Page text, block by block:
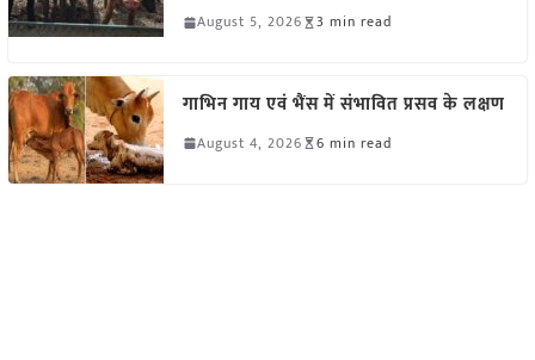
August 5, 2026 3 min read
गाभिन गाय एवं भैंस में संभावित प्रसव के लक्षण
August 4, 2026 6 min read